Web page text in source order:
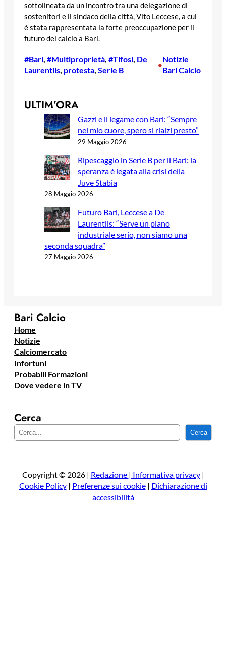
sottolineata da un incontro tra una delegazione di
sostenitori e il sindaco della città, Vito Leccese, a cui
è stata rappresentata la forte preoccupazione per il
futuro del calcio a Bari.
#Bari, #Multiproprietà, #Tifosi, De
Laurentiis, protesta, Serie B
•
Notizie
Bari Calcio
ULTIM’ORA
Gazzi e il legame con Bari: “Sempre
nel mio cuore, spero si rialzi presto”
29 Maggio 2026
Ripescaggio in Serie B per il Bari: la
speranza è legata alla crisi della
Juve Stabia
28 Maggio 2026
Futuro Bari, Leccese a De
Laurentiis: “Serve un piano
industriale serio, non siamo una
seconda squadra”
27 Maggio 2026
Bari Calcio
Home
Notizie
Calciomercato
Infortuni
Probabili Formazioni
Dove vedere in TV
Cerca
e
a
Cerca
Copyright © 2026 | Redazione | Informativa privacy|
Cookie Policy| Preferenze sui cookie| Dichiarazione di
accessibilità